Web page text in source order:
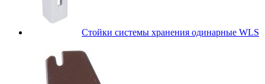
Стойки системы хранения одинарные WLS